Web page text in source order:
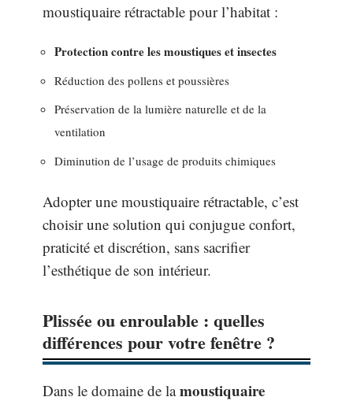
moustiquaire rétractable pour l’habitat :
Protection contre les moustiques et insectes
Réduction des pollens et poussières
Préservation de la lumière naturelle et de la
ventilation
Diminution de l’usage de produits chimiques
Adopter une moustiquaire rétractable, c’est
choisir une solution qui conjugue confort,
praticité et discrétion, sans sacrifier
l’esthétique de son intérieur.
Plissée ou enroulable : quelles
différences pour votre fenêtre ?
Dans le domaine de lamoustiquaire